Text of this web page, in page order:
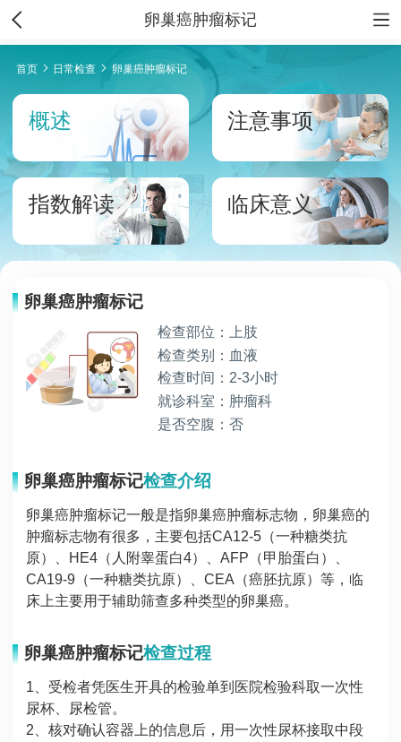
卵巢癌肿瘤标记
首页 日常检查 卵巢癌肿瘤标记
概述 注意事项
指数解读 临床意义
卵巢癌肿瘤标记
检查部位：上肢
检查类别：血液
检查时间：2-3小时
就诊科室：肿瘤科
是否空腹：否
卵巢癌肿瘤标记检查介绍
卵巢癌肿瘤标记一般是指卵巢癌肿瘤标志物，卵巢癌的
肿瘤标志物有很多，主要包括CA12-5（一种糖类抗
原）、HE4（人附睾蛋白4）、AFP（甲胎蛋白）、
CA19-9（一种糖类抗原）、CEA（癌胚抗原）等，临
床上主要用于辅助筛查多种类型的卵巢癌。
卵巢癌肿瘤标记检查过程
1、受检者凭医生开具的检验单到医院检验科取一次性
尿杯、尿检管。
2、核对确认容器上的信息后，用一次性尿杯接取中段